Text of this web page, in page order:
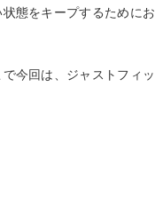
態をキープするためにお
今回は、ジャストフィッ